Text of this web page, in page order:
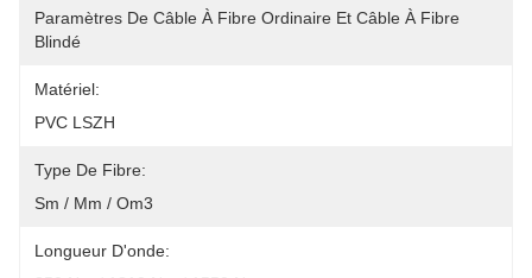
Paramètres De Câble À Fibre Ordinaire Et Câble À Fibre
Blindé
Matériel:
PVC LSZH
Type De Fibre:
Sm / Mm / Om3
Longueur D'onde: